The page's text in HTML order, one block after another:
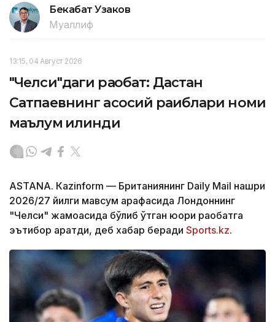
Бекабат Узаков
Муаллиф
13:15, 04 Август 2026
"Челси"даги рақобат: Дастан
Сатпаевнинг асосий рақиблари номи
маълум қилинди
ASTANА. Кazinform — Британиянинг Daily Mail нашри
2026/27 йилги мавсум арафасида Лондоннинг
"Челси" жамоасида бўлиб ўтган юқори рақобатга
эътибор қаратди, деб хабар беради Sports.kz.